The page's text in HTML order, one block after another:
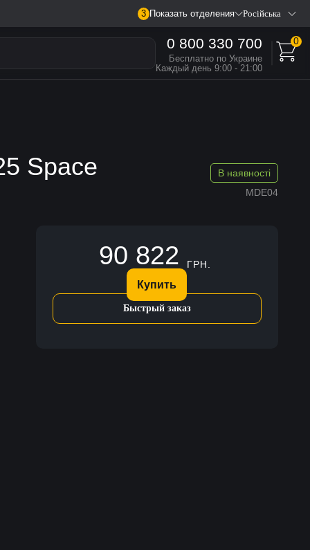
3 Показать отделения Російська
0 800 330 700
Бесплатно по Украине
Каждый день 9:00 - 21:00
0
Space
MDE04
В наявності
90 822 ГРН.
Купить
Быстрый заказ